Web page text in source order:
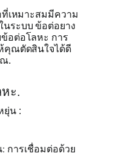
ที่เหมาะสมมีความ
ระบบ ข้อต่อยาง
อต่อโลหะ การ
คุณตัดสินใจได้ดี
.
ะ.
ยุ่น :
การเชื่อมต่อด้วย